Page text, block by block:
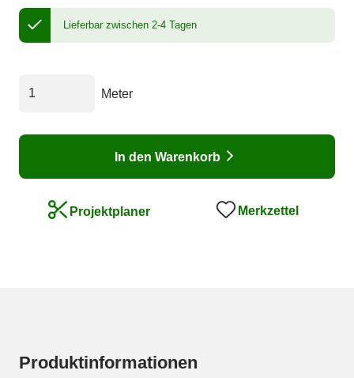
Lieferbar zwischen 2-4 Tagen
Meter
In den Warenkorb
Projektplaner Merkzettel
Produktinformationen